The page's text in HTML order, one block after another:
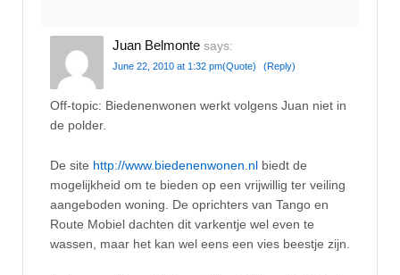
Juan Belmonte says:
June 22, 2010 at 1:32 pm(Quote) (Reply)
Off-topic: Biedenenwonen werkt volgens Juan niet in
de polder.
De site http://www.biedenenwonen.nl biedt de
mogelijkheid om te bieden op een vrijwillig ter veiling
aangeboden woning. De oprichters van Tango en
Route Mobiel dachten dit varkentje wel even te
wassen, maar het kan wel eens een vies beestje zijn.